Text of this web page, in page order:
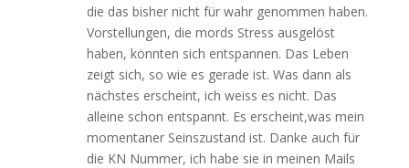
die das bisher nicht für wahr genommen haben.
Vorstellungen, die mords Stress ausgelöst
haben, könnten sich entspannen. Das Leben
zeigt sich, so wie es gerade ist. Was dann als
nächstes erscheint, ich weiss es nicht. Das
alleine schon entspannt. Es erscheint,was mein
momentaner Seinszustand ist. Danke auch für
die KN Nummer, ich habe sie in meinen Mails